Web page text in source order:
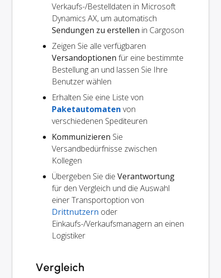
Verkaufs-/Bestelldaten in Microsoft
Dynamics AX, um automatisch
Sendungen zu erstellen in Cargoson
Zeigen Sie alle verfügbaren
Versandoptionen für eine bestimmte
Bestellung an und lassen Sie Ihre
Benutzer wählen
Erhalten Sie eine Liste von
Paketautomaten von
verschiedenen Spediteuren
Kommunizieren Sie
Versandbedürfnisse zwischen
Kollegen
Übergeben Sie die Verantwortung
für den Vergleich und die Auswahl
einer Transportoption von
Drittnutzern oder
Einkaufs-/Verkaufsmanagern an einen
Logistiker
Vergleich